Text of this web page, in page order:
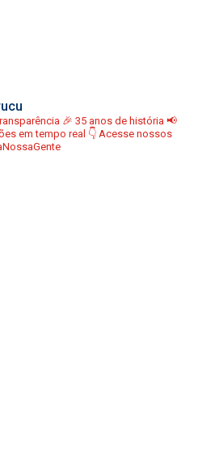
🎉 35 anos de história 📢
em tempo real 👇 Acesse nossos